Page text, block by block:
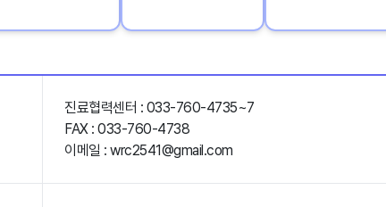
진료협력센터 : 033-760-4735~7
FAX : 033-760-4738
이메일 : wrc2541@gmail.com